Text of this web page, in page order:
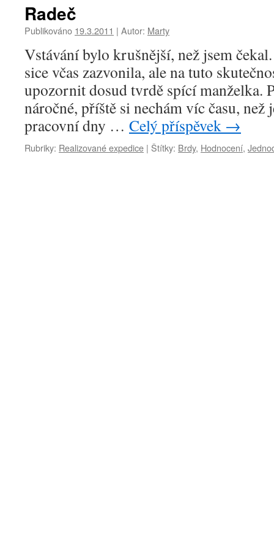
Radeč
Publikováno 19.3.2011 | Autor: Marty
Vstávání bylo krušnější, než jsem
sice včas zazvonila, ale na tuto
upozornit dosud tvrdě spící manželka.
náročné, příště si nechám víc času,
pracovní dny … Celý příspěvek →
Rubriky: Realizované expedice | Štítky: Brdy, Hodnocení,